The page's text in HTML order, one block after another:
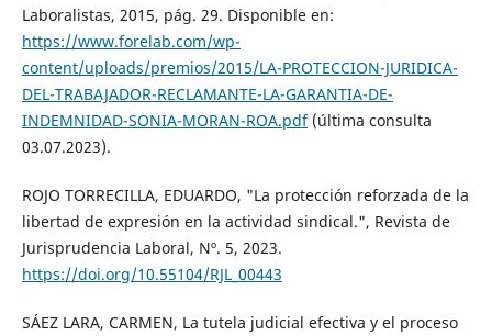
Laboralistas, 2015, pág. 29. Disponible en:
https://www.forelab.com/wp-
content/uploads/premios/2015/LA-PROTECCION-JURIDICA-
DEL-TRABAJADOR-RECLAMANTE-LA-GARANTIA-DE-
INDEMNIDAD-SONIA-MORAN-ROA.pdf(última consulta
03.07.2023).
ROJO TORRECILLA, EDUARDO, "La protección reforzada de la
libertad de expresión en la actividad sindical.", Revista de
Jurisprudencia Laboral, Nº. 5, 2023.
https://doi.org/10.55104/RJL_00443
SÁEZ LARA, CARMEN, La tutela judicial efectiva y el proceso